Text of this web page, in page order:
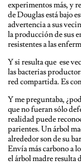
experimentos más, y
de Douglas está bajo
advertencia a sus
la producción de sus
resistentes a las
Y si resulta que ese
las bacterias
red compartida. Es
Y me preguntaba,
que no fueran sólo
realidad puede
parientes. Un árbol
alrededor son de su
Envía más carbono a
el árbol madre resulta